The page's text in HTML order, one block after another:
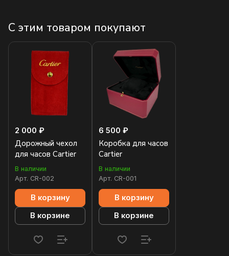
С этим товаром покупают
2 000 ₽
Дорожный чехол
для часов Cartier
В наличии
Арт. CR-002
В корзину
В корзине
6 500 ₽
Коробка для часов
Cartier
В наличии
Арт. CR-001
В корзину
В корзине